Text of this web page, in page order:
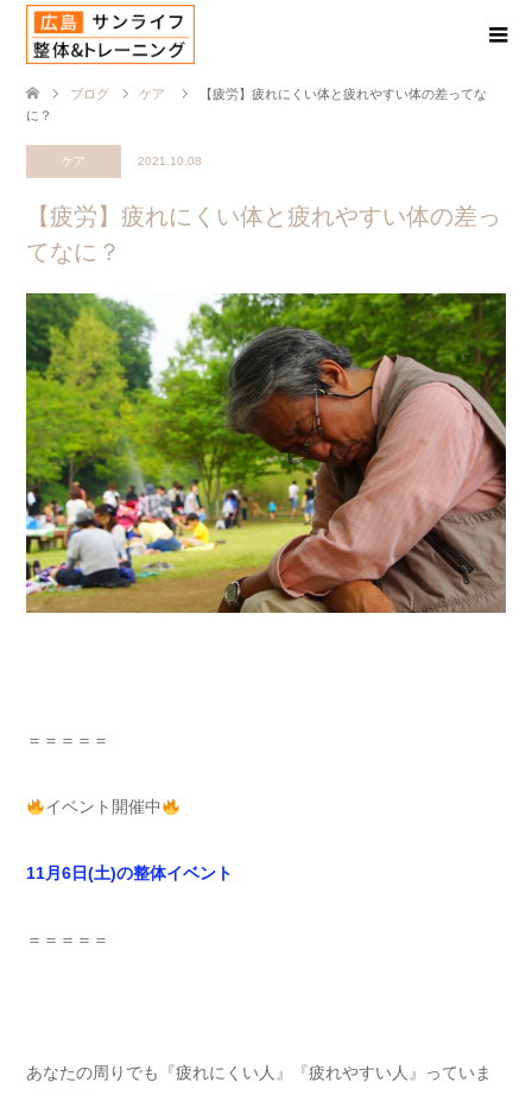
ブログ ケア
【疲労】疲れにくい体と疲れやすい体の差ってな
に？
ケア 2021.10.08
【疲労】疲れにくい体と疲れやすい体の差っ
てなに？
＝＝＝＝＝
イベント開催中
11月6日(土)の整体イベント
＝＝＝＝＝
あなたの周りでも『疲れにくい人』『疲れやすい人』っていま